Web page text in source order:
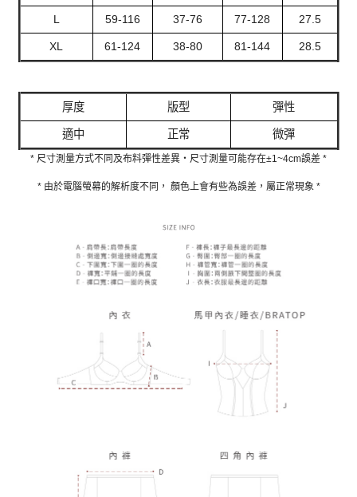
L 59-116 37-76 77-128 27.5
XL 61-124 38-80 81-144 28.5
厚度 版型 彈性
適中 正常 微彈
* 尺寸測量方式不同及布料彈性差異‧尺寸測量可能存在±1~4cm誤差 *
* 由於電腦螢幕的解析度不同， 顏色上會有些為誤差，屬正常現象 *